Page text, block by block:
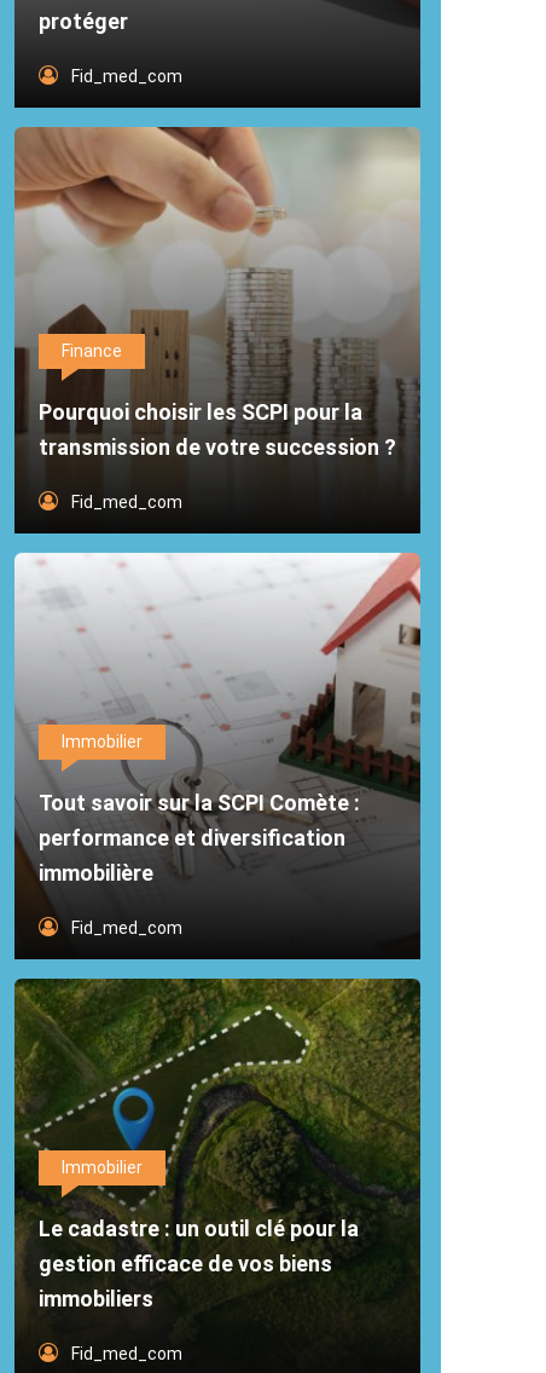
protéger
Fid_med_com
Finance
Pourquoi choisir les SCPI pour la
transmission de votre succession ?
Fid_med_com
Immobilier
Tout savoir sur la SCPI Comète :
performance et diversification
immobilière
Fid_med_com
Immobilier
Le cadastre : un outil clé pour la
gestion efficace de vos biens
immobiliers
Fid_med_com